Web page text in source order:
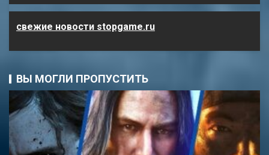
свежие новости stopgame.ru
ВЫ МОГЛИ ПРОПУСТИТЬ